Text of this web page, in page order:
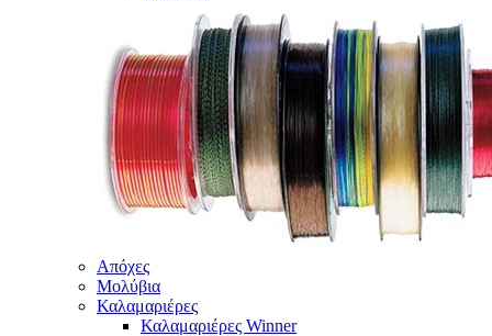
Απόχες
Μολύβια
Καλαμαριέρες
Καλαμαριέρες Winner